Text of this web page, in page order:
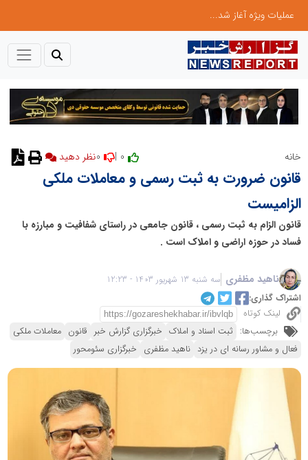
عملیات ویژه آغاز شد...
خانه
قانون ضرورت به ثبت رسمی و معاملات ملکی
الزامیست
قانون الزام به ثبت رسمی ، قانون جامعی در راستای شفافیت و مبارزه با
فساد در حوزه اراضی و املاک است .
ناهید مظفری سه شنبه 13 شهریور 1403 - 12:23
اشتراک گذاری:
لینک کوتاه
برچسب‌ها: ثبت اسناد و املاک خبرگزاری گزارش خبر قانون معاملات ملکی
فعال و مشاور رسانه ای در یزد ناهید مظفری خبرگزاری سئومحور